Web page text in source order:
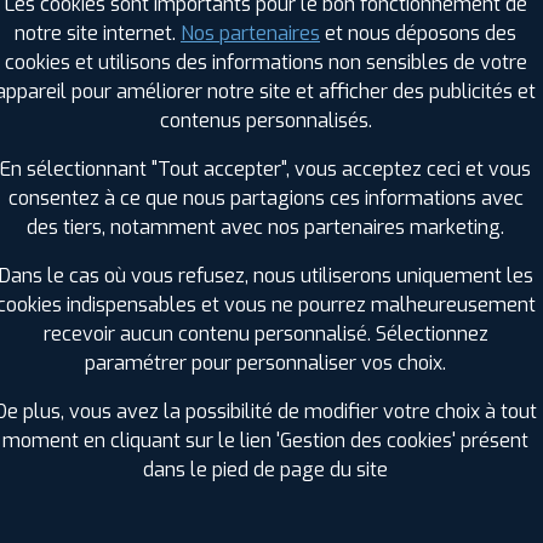
PROFIL PLUS DANS LES VILLES À
Faverges (74)
La Ravoire (73)
Passy (74)
Saint-Gervais-les-Bains (74)
PROFIL PLUS DANS LES
AIN (01)
+ D'INFOS
notre site internet. Nos partenaires et nous déposons des
cookies et utilisons des informations non sensibles de votre
pour améliorer notre site et afficher des publicités et
contenus personnalisés.
En sélectionnant "Tout accepter", vous acceptez ceci et vous
consentez à ce que nous partagions ces informations avec
des tiers, notamment avec nos partenaires marketing.
le cas où vous refusez, nous utiliserons uniquement les
indispensables et vous ne pourrez malheureusement
recevoir aucun contenu personnalisé. Sélectionnez
paramétrer pour personnaliser vos choix.
plus, vous avez la possibilité de modifier votre choix à tout
moment en cliquant sur le lien 'Gestion des cookies' présent
dans le pied de page du site